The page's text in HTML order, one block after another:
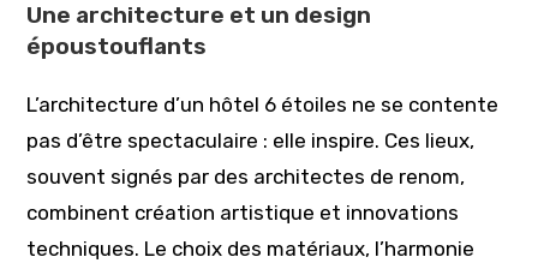
Une architecture et un design
époustouflants
L’architecture d’un hôtel 6 étoiles ne se contente
pas d’être spectaculaire : elle inspire. Ces lieux,
souvent signés par des architectes de renom,
combinent création artistique et innovations
techniques. Le choix des matériaux, l’harmonie